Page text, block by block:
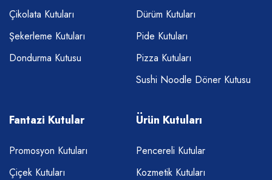
Çikolata Kutuları
Şekerleme Kutuları
Dondurma Kutusu
Dürüm Kutuları
Pide Kutuları
Pizza Kutuları
Sushi Noodle Döner Kutusu
Fantazi Kutular
Promosyon Kutuları
Çiçek Kutuları
Ürün Kutuları
Pencereli Kutular
Kozmetik Kutuları